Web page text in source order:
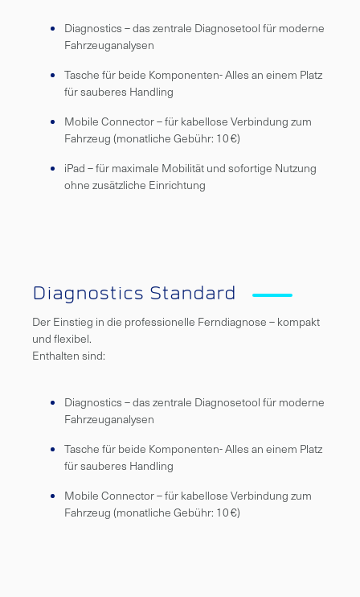
Diagnostics – das zentrale Diagnosetool für moderne
Fahrzeuganalysen
Tasche für beide Komponenten- Alles an einem Platz
für sauberes Handling
Mobile Connector – für kabellose Verbindung zum
Fahrzeug (monatliche Gebühr: 10 €)
iPad – für maximale Mobilität und sofortige Nutzung
ohne zusätzliche Einrichtung
Diagnostics Standard
Der Einstieg in die professionelle Ferndiagnose – kompakt
und flexibel.
Enthalten sind:
Diagnostics – das zentrale Diagnosetool für moderne
Fahrzeuganalysen
Tasche für beide Komponenten- Alles an einem Platz
für sauberes Handling
Mobile Connector – für kabellose Verbindung zum
Fahrzeug (monatliche Gebühr: 10 €)